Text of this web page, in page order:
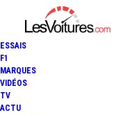
ESSAIS
F1
MARQUES
VIDÉOS
TV
ACTU